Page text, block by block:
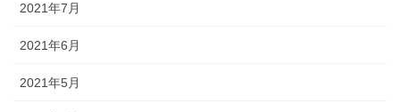
2021年7月
2021年6月
2021年5月